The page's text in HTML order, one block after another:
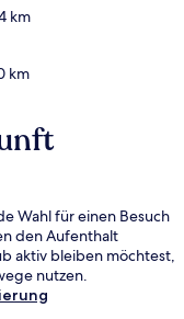
km
km
Wahl für einen Besuch
den Aufenthalt
aktiv bleiben möchtest,
nutzen.